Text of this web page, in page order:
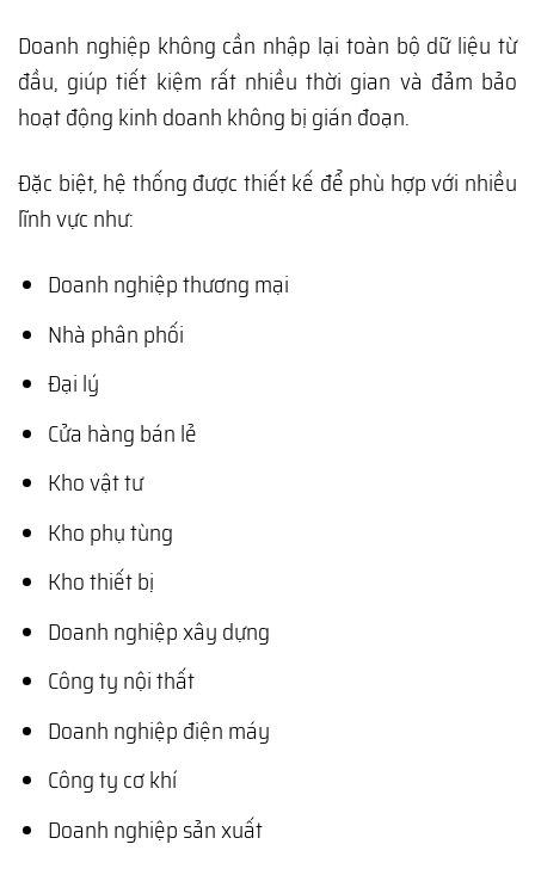
Doanh nghiệp không cần nhập lại toàn bộ dữ liệu từ
đầu, giúp tiết kiệm rất nhiều thời gian và đảm bảo
hoạt động kinh doanh không bị gián đoạn.
Đặc biệt, hệ thống được thiết kế để phù hợp với nhiều
lĩnh vực như:
Doanh nghiệp thương mại
Nhà phân phối
Đại lý
Cửa hàng bán lẻ
Kho vật tư
Kho phụ tùng
Kho thiết bị
Doanh nghiệp xây dựng
Công ty nội thất
Doanh nghiệp điện máy
Công ty cơ khí
Doanh nghiệp sản xuất